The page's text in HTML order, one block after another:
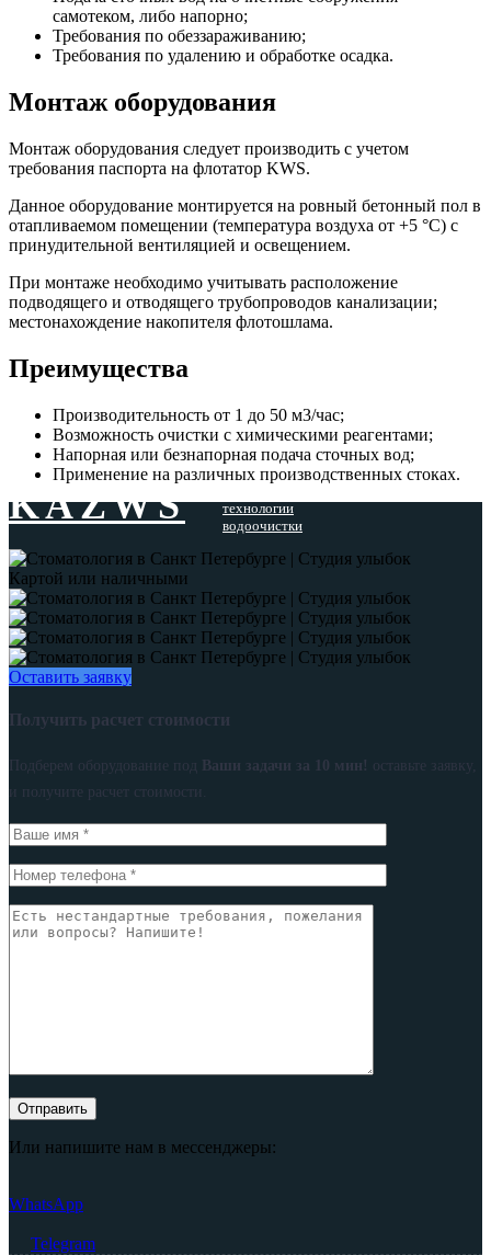
самотеком, либо напорно;
Требования по обеззараживанию;
Требования по удалению и обработке осадка.
Монтаж оборудования
Монтаж оборудования следует производить с учетом
требования паспорта на флотатор KWS.
Данное оборудование монтируется на ровный бетонный пол в
отапливаемом помещении (температура воздуха от +5 °С) с
принудительной вентиляцией и освещением.
При монтаже необходимо учитывать расположение
подводящего и отводящего трубопроводов канализации;
местонахождение накопителя флотошлама.
Преимущества
Производительность от 1 до 50 м3/час;
Возможность очистки с химическими реагентами;
Напорная или безнапорная подача сточных вод;
Применение на различных производственных стоках.
KAZWS
технологии
водоочистки
Картой или наличными
Оставить заявку
Получить расчет стоимости
Подберем оборудование под Ваши задачи за 10 мин! оставьте заявку,
и получите расчет стоимости.
Или напишите нам в мессенджеры:
WhatsApp
Telegram